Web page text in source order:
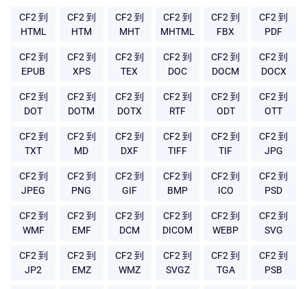
CF2 到
HTML
CF2 到
HTM
CF2 到
MHT
CF2 到
MHTML
CF2 到
FBX
CF2 到
PDF
CF2 到
EPUB
CF2 到
XPS
CF2 到
TEX
CF2 到
DOC
CF2 到
DOCM
CF2 到
DOCX
CF2 到
DOT
CF2 到
DOTM
CF2 到
DOTX
CF2 到
RTF
CF2 到
ODT
CF2 到
OTT
CF2 到
TXT
CF2 到
MD
CF2 到
DXF
CF2 到
TIFF
CF2 到
TIF
CF2 到
JPG
CF2 到
JPEG
CF2 到
PNG
CF2 到
GIF
CF2 到
BMP
CF2 到
ICO
CF2 到
PSD
CF2 到
WMF
CF2 到
EMF
CF2 到
DCM
CF2 到
DICOM
CF2 到
WEBP
CF2 到
SVG
CF2 到
JP2
CF2 到
EMZ
CF2 到
WMZ
CF2 到
SVGZ
CF2 到
TGA
CF2 到
PSB